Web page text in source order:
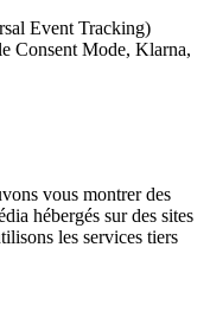
Event Tracking)
Consent Mode, Klarna,
vous montrer des
hébergés sur des sites
les services tiers